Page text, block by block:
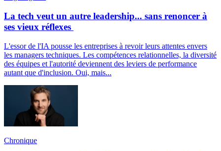
La tech veut un autre leadership... sans renoncer à
ses vieux réflexes
L'essor de l'IA pousse les entreprises à revoir leurs attentes envers
les managers techniques. Les compétences relationnelles, la diversité
des équipes et l'autorité deviennent des leviers de performance
autant que d'inclusion. Oui, mais...
Chronique